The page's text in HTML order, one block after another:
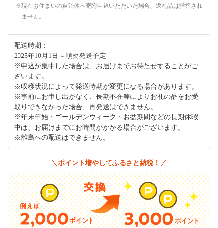
現在お住まいの自治体へ寄附申込いただいた場合、返礼品は贈答され
ません。
配送時期：
2025年10月1日～順次発送予定
※申込が集中した場合は、お届けまでお待たせすることがご
ざいます。
※収穫状況によって発送時期が変更になる場合があります。
※事前にお申し出がなく、長期不在等によりお礼の品をお受
取りできなかった場合、再発送はできません。
※年末年始・ゴールデンウィーク・お盆期間などの長期休暇
中は、お届けまでにお時間がかかる場合がございます。
※離島への配送はできません。
＼ポイント増やしてふるさと納税！／